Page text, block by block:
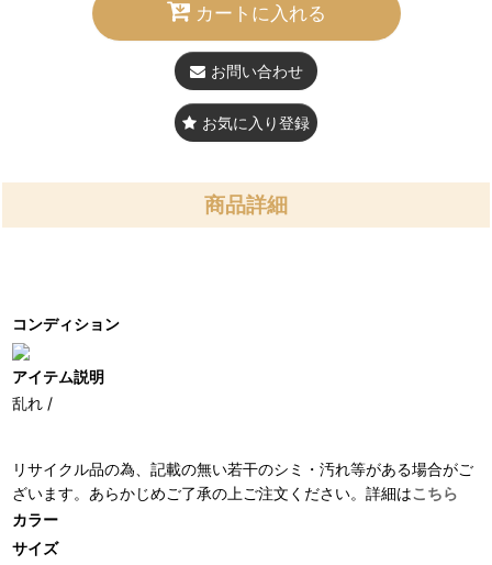
カートに入れる
お問い合わせ
お気に入り登録
商品詳細
コンディション
アイテム説明
乱れ /
リサイクル品の為、記載の無い若干のシミ・汚れ等がある場合がご
ざいます。あらかじめご了承の上ご注文ください。詳細はこちら
カラー
サイズ